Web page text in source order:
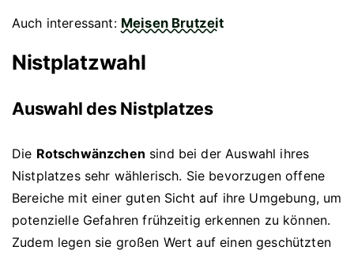
Auch interessant: Meisen Brutzeit
Nistplatzwahl
Auswahl des Nistplatzes
Die Rotschwänzchen sind bei der Auswahl ihres
Nistplatzes sehr wählerisch. Sie bevorzugen offene
Bereiche mit einer guten Sicht auf ihre Umgebung, um
potenzielle Gefahren frühzeitig erkennen zu können.
Zudem legen sie großen Wert auf einen geschützten